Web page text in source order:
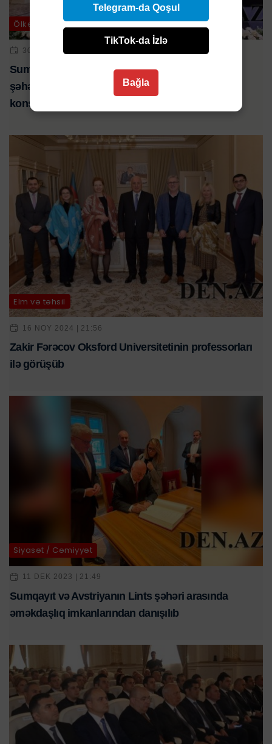
Ölkə
30 SEN 2024 | 20:59
Sumqayıtda səfərdə olan Polşanın Belostok
şəhərinin meri Tadeuş Truskolyaskinin şərəfinə
konsert proqramı təşkil olunub-VİDEO
Elm və təhsil
16 NOY 2024 | 21:56
Zakir Fərəcov Oksford Universitetinin professorları
ilə görüşüb
Siyasət / Cəmiyyət
11 DEK 2023 | 21:49
Sumqayıt və Avstriyanın Lints şəhəri arasında
əməkdaşlıq imkanlarından danışılıb
Telegram-da Qoşul
TikTok-da İzlə
Bağla